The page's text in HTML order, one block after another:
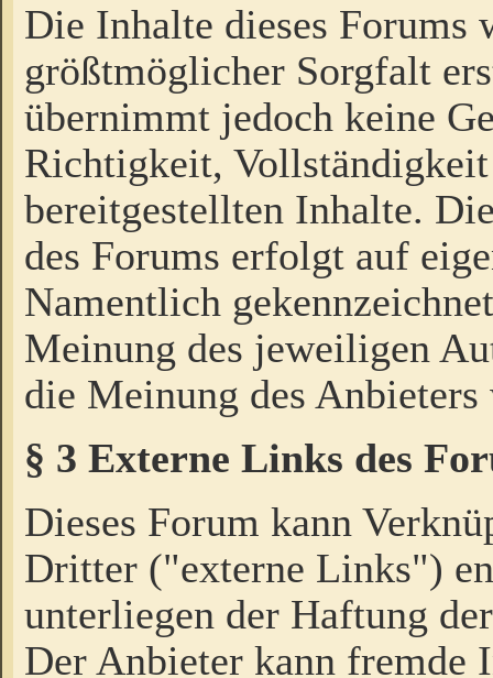
Die Inhalte dieses Forums
größtmöglicher Sorgfalt
übernimmt jedoch keine
Richtigkeit,
bereitgestellten Inhalte.
des Forums erfolgt auf
Namentlich
Meinung des jeweiligen
die Meinung des Anbieters
§ 3 Externe Links des
Dieses Forum kann
Dritter ("externe Links")
unterliegen der Haftung
Der Anbieter kann fremde